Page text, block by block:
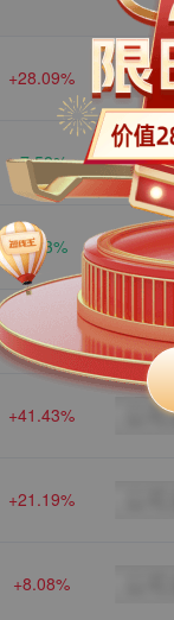
+28.09%
-7.58%
-4.83%
-1.77%
+41.43%
+21.19%
+8.08%